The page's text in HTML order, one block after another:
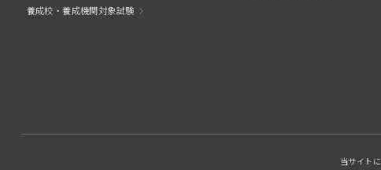
養成校・養成機関対象試験
当サイトに